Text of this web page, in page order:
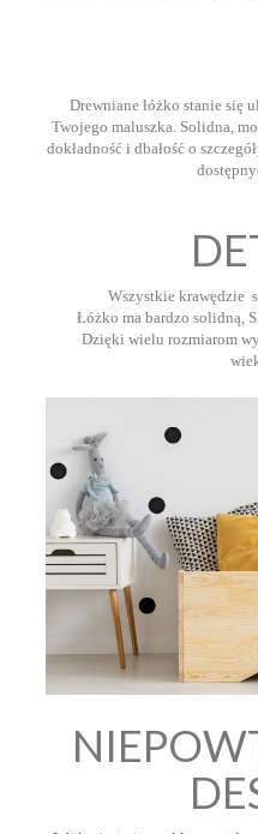
Drewniane łóżko stanie się
Twojego maluszka. Solidna,
dokładność i dbałość o
Wszystkie krawędzie
Łóżko ma bardzo solidną,
Dzięki wielu rozmiarom